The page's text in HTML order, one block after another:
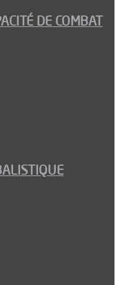
DE COMBAT